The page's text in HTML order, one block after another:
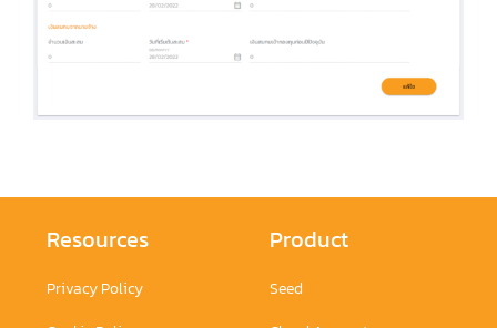
เข้าสู่ระบบ​
Resources
Privacy Policy
Product
Seed